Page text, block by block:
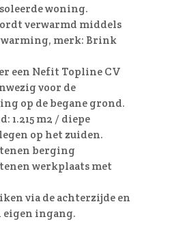
woning.
verwarmd middels
merk: Brink
een Nefit Topline CV
voor de
op de begane grond.
1.215 m2 / diepe
op het zuiden.
berging
werkplaats met
via de achterzijde en
eigen ingang.